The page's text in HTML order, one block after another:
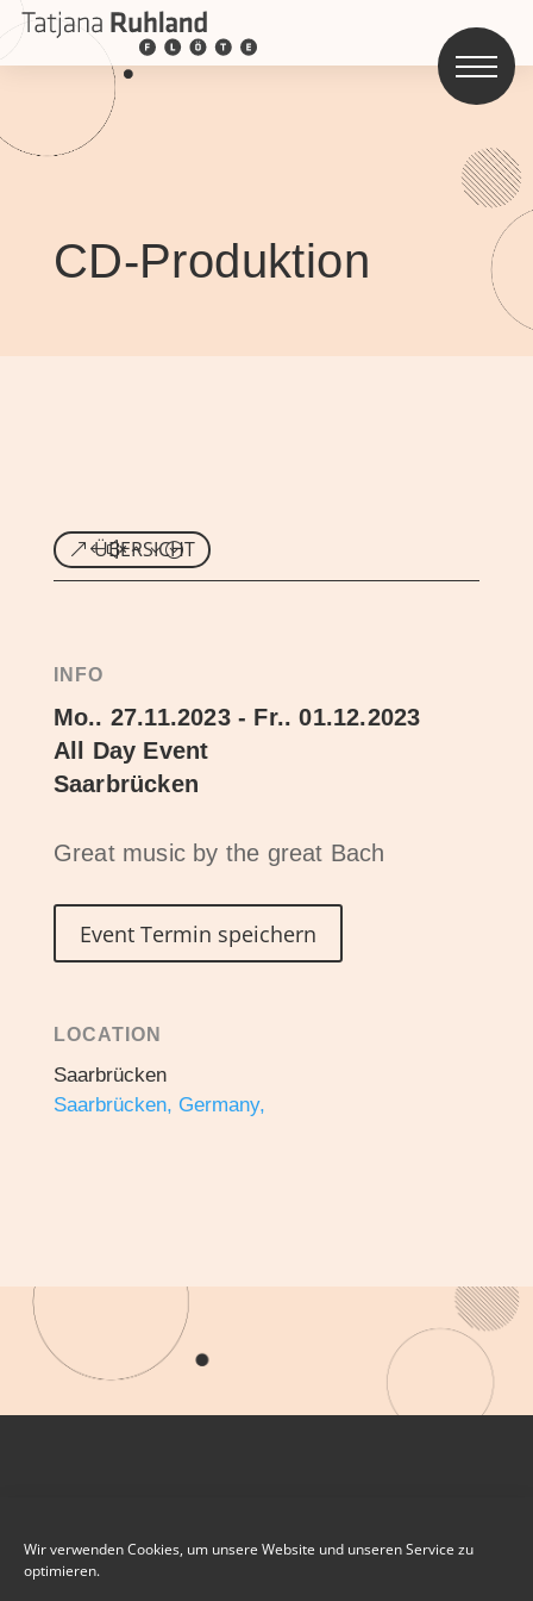
Wir verwenden Cookies, um unsere Website und unseren Service zu
optimieren.
CD-Produktion
ÜBERSICHT
INFO
Mo.. 27.11.2023 - Fr.. 01.12.2023
All Day Event
Saarbrücken
Great music by the great Bach
Event Termin speichern
LOCATION
Saarbrücken
Saarbrücken, Germany,